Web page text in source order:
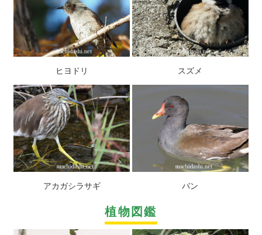
ヒヨドリ スズメ
アカガシラサギ バン
植物図鑑